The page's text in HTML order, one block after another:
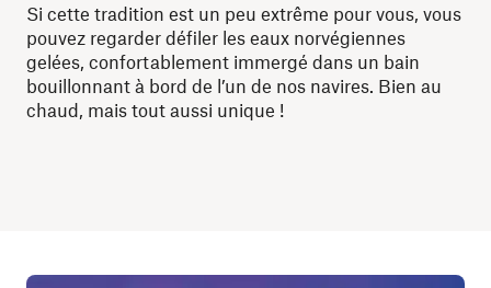
Si cette tradition est un peu extrême pour vous, vous
pouvez regarder défiler les eaux norvégiennes
gelées, confortablement immergé dans un bain
bouillonnant à bord de l’un de nos navires. Bien au
chaud, mais tout aussi unique !